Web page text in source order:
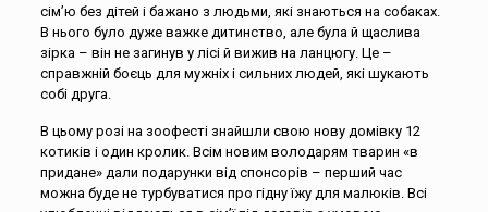
сім’ю без дітей і бажано з людьми, які знаються на собаках.
В нього було дуже важке дитинство, але була й щаслива
зірка – він не загинув у лісі й вижив на ланцюгу. Це –
справжній боєць для мужніх і сильних людей, які шукають
собі друга.
В цьому розі на зоофесті знайшли свою нову домівку 12
котиків і один кролик. Всім новим володарям тварин «в
придане» дали подарунки від спонсорів – перший час
можна буде не турбуватися про гідну їжу для малюків. Всі